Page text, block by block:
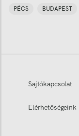
PÉCS BUDAPEST
Sajtókapcsolat
Elérhetőségeink